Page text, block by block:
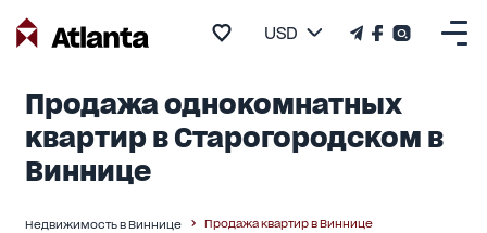
USD
Продажа однокомнатных
квартир в Старогородском в
Виннице
Недвижимость в Виннице Продажа квартир в Виннице